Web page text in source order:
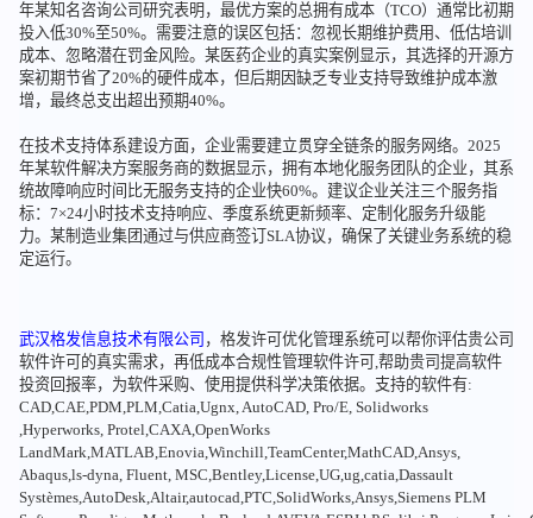
年某知名咨询公司研究表明，最优方案的总拥有成本（TCO）通常比初期
投入低30%至50%。需要注意的误区包括：忽视长期维护费用、低估培训
成本、忽略潜在罚金风险。某医药企业的真实案例显示，其选择的开源方
案初期节省了20%的硬件成本，但后期因缺乏专业支持导致维护成本激
增，最终总支出超出预期40%。
在技术支持体系建设方面，企业需要建立贯穿全链条的服务网络。2025
年某软件解决方案服务商的数据显示，拥有本地化服务团队的企业，其系
统故障响应时间比无服务支持的企业快60%。建议企业关注三个服务指
标：7×24小时技术支持响应、季度系统更新频率、定制化服务升级能
力。某制造业集团通过与供应商签订SLA协议，确保了关键业务系统的稳
定运行。
武汉格发信息技术有限公司 ，格发许可优化管理系统可以帮你评估贵公司
软件许可的真实需求，再低成本合规性管理软件许可,帮助贵司提高软件
投资回报率，为软件采购、使用提供科学决策依据。支持的软件有:
CAD,CAE,PDM,PLM,Catia,Ugnx, AutoCAD, Pro/E, Solidworks
,Hyperworks, Protel,CAXA,OpenWorks
LandMark,MATLAB,Enovia,Winchill,TeamCenter,MathCAD,Ansys,
Abaqus,ls-dyna, Fluent, MSC,Bentley,License,UG,ug,catia,Dassault
Systèmes,AutoDesk,Altair,autocad,PTC,SolidWorks,Ansys,Siemens PLM